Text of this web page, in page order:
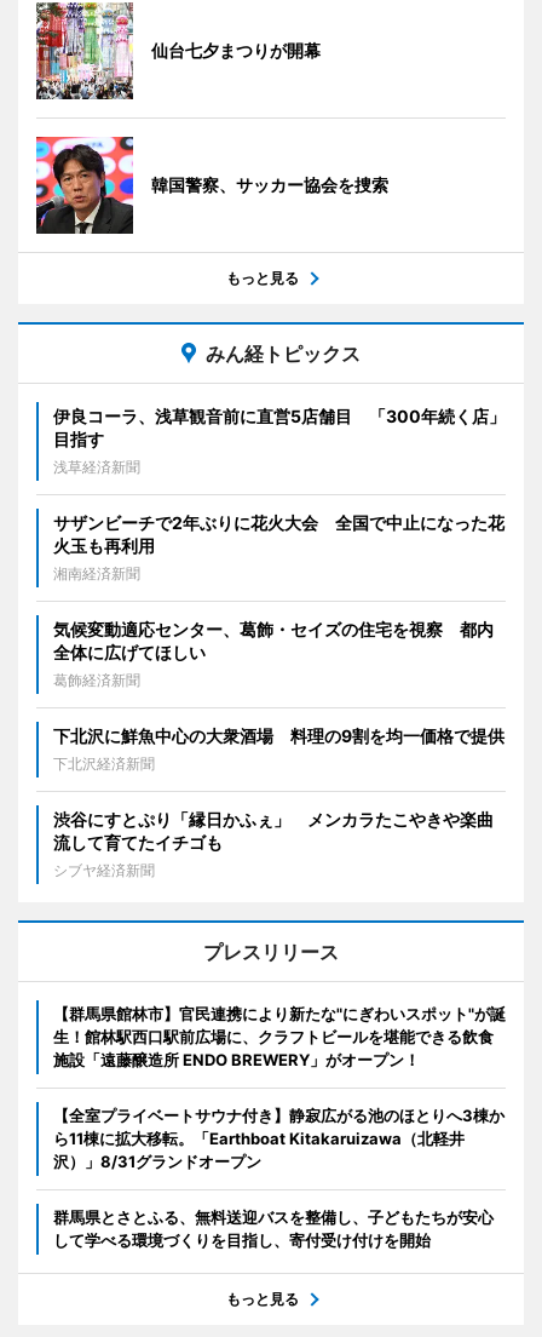
仙台七夕まつりが開幕
韓国警察、サッカー協会を捜索
もっと見る
みん経トピックス
伊良コーラ、浅草観音前に直営5店舗目 「300年続く店」
目指す
浅草経済新聞
サザンビーチで2年ぶりに花火大会 全国で中止になった花
火玉も再利用
湘南経済新聞
気候変動適応センター、葛飾・セイズの住宅を視察 都内
全体に広げてほしい
葛飾経済新聞
下北沢に鮮魚中心の大衆酒場 料理の9割を均一価格で提供
下北沢経済新聞
渋谷にすとぷり「縁日かふぇ」 メンカラたこやきや楽曲
流して育てたイチゴも
シブヤ経済新聞
プレスリリース
【群馬県館林市】官民連携により新たな"にぎわいスポット"が誕
生！館林駅西口駅前広場に、クラフトビールを堪能できる飲食
施設「遠藤醸造所 ENDO BREWERY」がオープン！
【全室プライベートサウナ付き】静寂広がる池のほとりへ3棟か
ら11棟に拡大移転。「Earthboat Kitakaruizawa（北軽井
沢）」8/31グランドオープン
群馬県とさとふる、無料送迎バスを整備し、子どもたちが安心
して学べる環境づくりを目指し、寄付受け付けを開始
もっと見る